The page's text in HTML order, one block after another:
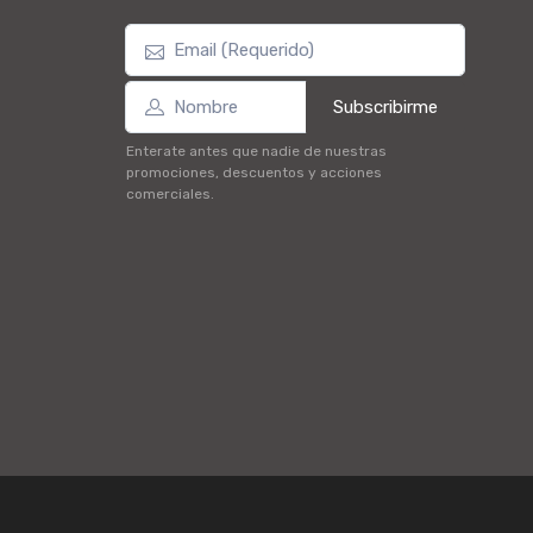
Subscribirme
Enterate antes que nadie de nuestras
promociones, descuentos y acciones
comerciales.